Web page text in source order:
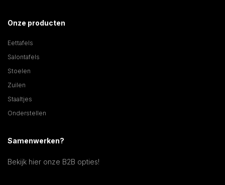
Onze producten
Eettafels
Salontafels
Stoelen
Zuilen
Staaltjes
Onderstellen
Samenwerken?
Bekijk hier onze B2B opties!